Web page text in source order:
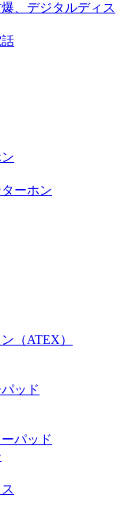
、デジタルディス
ーホン
（ATEX）
ッド
パッド